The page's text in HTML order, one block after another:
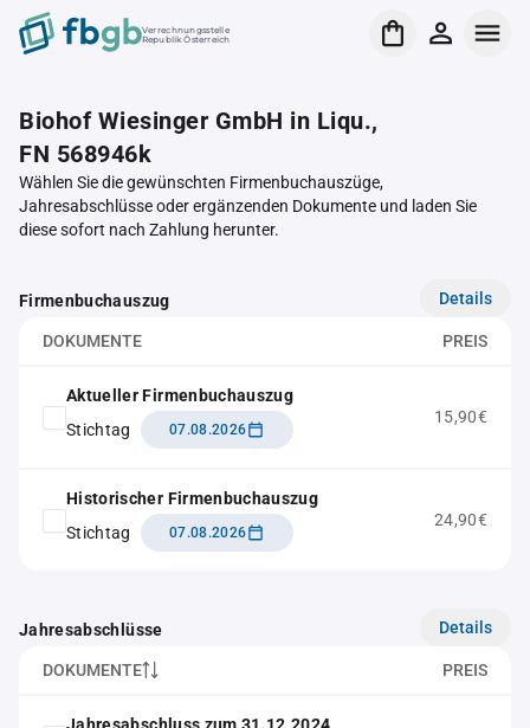
Verrechnungsstelle
Republik Österreich
Biohof Wiesinger GmbH in Liqu.,
FN 568946k
Wählen Sie die gewünschten Firmenbuchauszüge,
Jahresabschlüsse oder ergänzenden Dokumente und laden Sie
diese sofort nach Zahlung herunter.
Firmenbuchauszug Details
DOKUMENTE PREIS
Aktueller Firmenbuchauszug
Stichtag
07.08.2026
15,90€
Historischer Firmenbuchauszug
Stichtag
07.08.2026
24,90€
Jahresabschlüsse Details
DOKUMENTE PREIS